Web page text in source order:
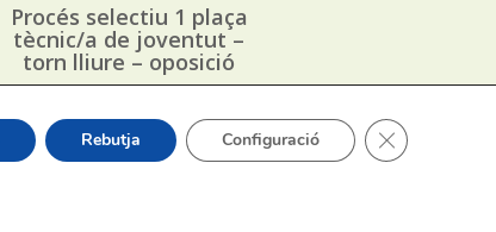
Procés selectiu 1 plaça
tècnic/a de joventut –
torn lliure – oposició
Rebutja Configuració Tanca el